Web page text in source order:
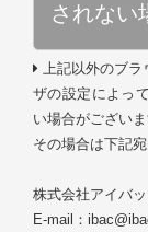
されない
上記以外のブラ
ザの設定によっ
い場合がございま
その場合は下記
株式会社アイバッ
E-mail：